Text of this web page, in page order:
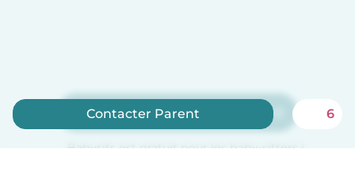
Inscrivez-vous maintenant
Babysits est gratuit pour les baby-sitters !
Contacter Parent 6